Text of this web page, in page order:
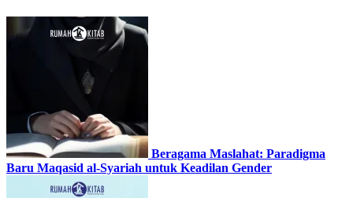
Beragama Maslahat: Paradigma
Baru Maqasid al-Syariah untuk Keadilan Gender